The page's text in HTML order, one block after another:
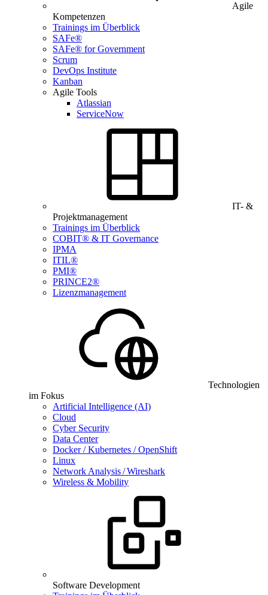
Agile
Kompetenzen
Trainings im Überblick
SAFe®
SAFe® for Government
Scrum
DevOps Institute
Kanban
Agile Tools
Atlassian
ServiceNow
IT- &
Projektmanagement
Trainings im Überblick
COBIT® & IT Governance
IPMA
ITIL®
PMI®
PRINCE2®
Lizenzmanagement
Technologien
im Fokus
Artificial Intelligence (AI)
Cloud
Cyber Security
Data Center
Docker / Kubernetes / OpenShift
Linux
Network Analysis / Wireshark
Wireless & Mobility
Software Development